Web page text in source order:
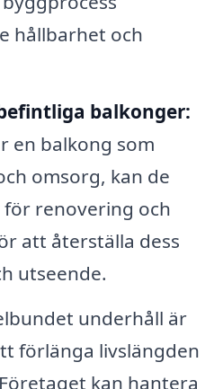
hållbarhet och
balkonger:
en balkong som
omsorg, kan de
renovering och
att återställa dess
utseende.
underhåll är
förlänga livslängden
kan hantera